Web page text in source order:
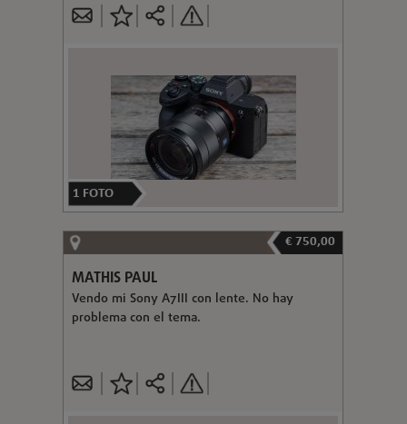
1 FOTO
€ 750,00
MATHIS PAUL
Vendo mi Sony A7III con lente. No hay
problema con el tema.